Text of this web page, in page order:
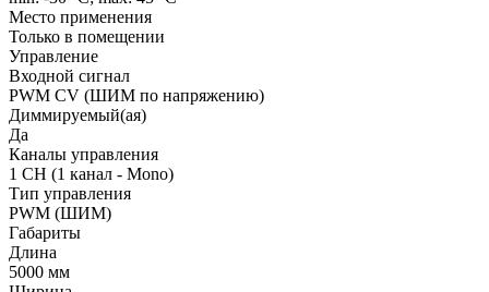
Место применения
Только в помещении
Управление
Входной сигнал
PWM СV (ШИМ по напряжению)
Диммируемый(ая)
Да
Каналы управления
1 CH (1 канал - Mono)
Тип управления
PWM (ШИМ)
Габариты
Длина
5000 мм